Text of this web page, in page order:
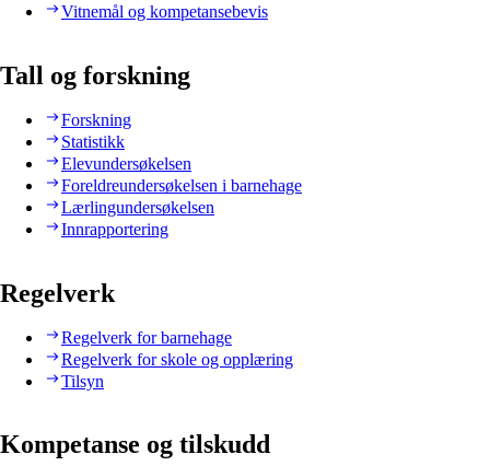
Vitnemål og kompetansebevis
Tall og forskning
Forskning
Statistikk
Elevundersøkelsen
Foreldreundersøkelsen i barnehage
Lærlingundersøkelsen
Innrapportering
Regelverk
Regelverk for barnehage
Regelverk for skole og opplæring
Tilsyn
Kompetanse og tilskudd